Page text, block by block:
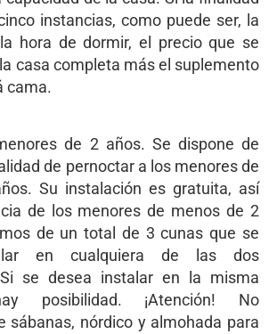
instancias, como puede ser, la
hora de dormir, el precio que se
casa completa más el suplemento
cama.
de 2 años. Se dispone de
de pernoctar a los menores de
Su instalación es gratuita, así
de los menores de menos de 2
de un total de 3 cunas que se
en cualquiera de las dos
Si se desea instalar en la misma
posibilidad. ¡Atención! No
sábanas, nórdico y almohada para